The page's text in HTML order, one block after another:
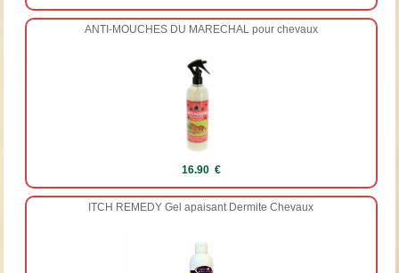
ANTI-MOUCHES DU MARECHAL pour chevaux
16.90 €
ITCH REMEDY Gel apaisant Dermite Chevaux